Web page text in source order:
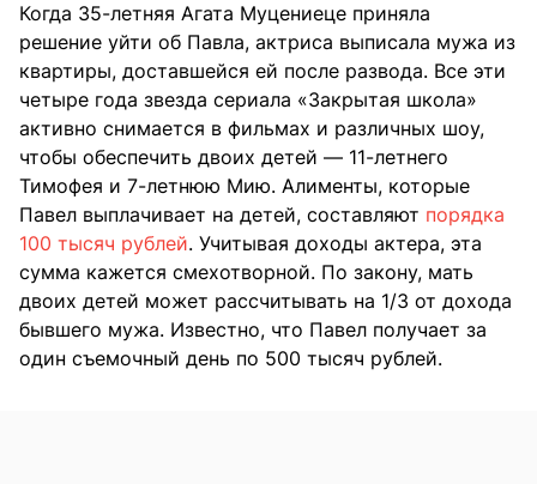
Когда 35-летняя Агата Муцениеце приняла
решение уйти об Павла, актриса выписала мужа из
квартиры, доставшейся ей после развода. Все эти
четыре года звезда сериала «Закрытая школа»
активно снимается в фильмах и различных шоу,
чтобы обеспечить двоих детей — 11-летнего
Тимофея и 7-летнюю Мию. Алименты, которые
Павел выплачивает на детей, составляют порядка
100 тысяч рублей. Учитывая доходы актера, эта
сумма кажется смехотворной. По закону, мать
двоих детей может рассчитывать на 1/3 от дохода
бывшего мужа. Известно, что Павел получает за
один съемочный день по 500 тысяч рублей.